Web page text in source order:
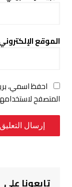
الموقع
احفظ اسمي،
المتصفح
تابعونا على